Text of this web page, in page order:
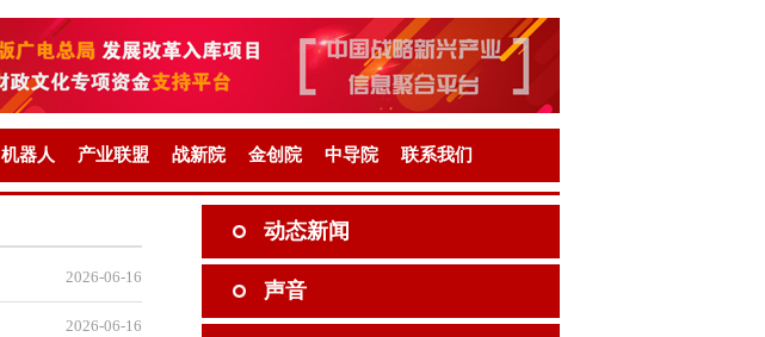
机器人 产业联盟 战新院 金创院 中导院 联系我们
2026-06-16
2026-06-16
动态新闻
声音